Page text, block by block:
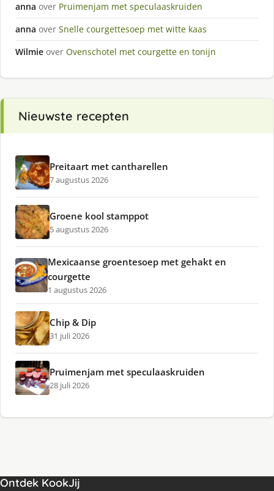
anna over Pruimenjam met speculaaskruiden
anna over Snelle courgettesoep met witte kaas
Wilmie over Ovenschotel met courgette en tonijn
Nieuwste recepten
Preitaart met cantharellen
7 augustus 2026
Groene kool stamppot
5 augustus 2026
Mexicaanse groentesoep met gehakt en
courgette
1 augustus 2026
Chip & Dip
31 juli 2026
Pruimenjam met speculaaskruiden
28 juli 2026
Ontdek KookJij